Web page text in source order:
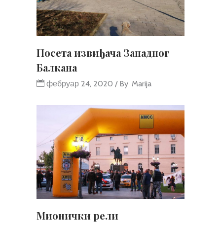
Посета извиђача Западног
Балкана
фебруар 24, 2020 By Marija
Мионички рели